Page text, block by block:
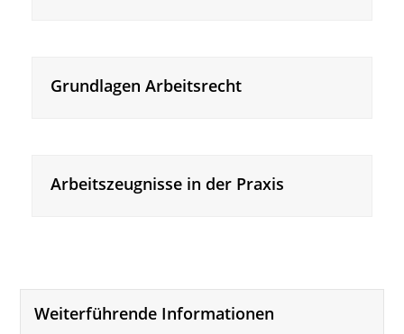
Grundlagen Arbeitsrecht
Arbeitszeugnisse in der Praxis
Weiterführende Informationen